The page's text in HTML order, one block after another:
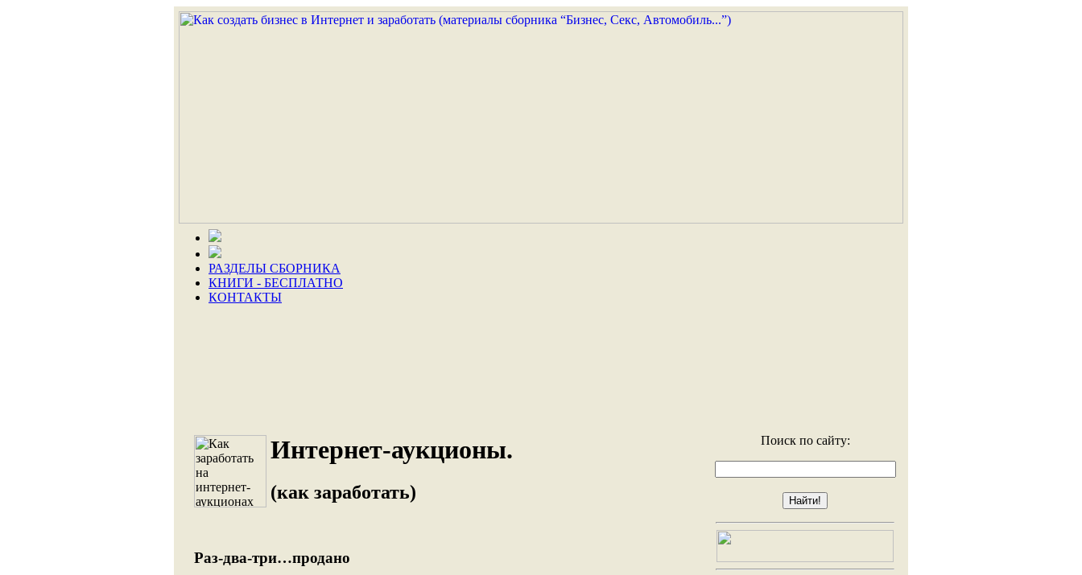
РАЗДЕЛЫ СБОРНИКА
КНИГИ - БЕСПЛАТНО
КОНТАКТЫ
Интернет-аукционы.
(как заработать)
Раз-два-три…продано
Поиск по сайту: